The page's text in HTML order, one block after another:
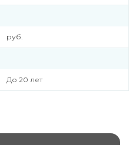
руб.
До 20 лет